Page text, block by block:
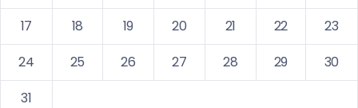
17
18 19 20 21 22
23
24
25 26 27 28 29
30
31